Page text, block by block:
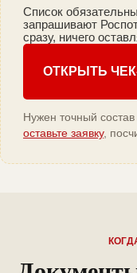
Список
запрашивают
сразу, ничего
ОТКРЫТЬ
Нужен точный
оставьте заявку,